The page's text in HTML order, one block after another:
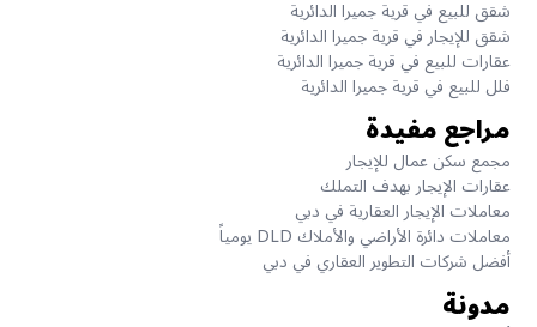
شقق للبيع في قرية جميرا الدائرية
شقق للإيجار في قرية جميرا الدائرية
عقارات للبيع في قرية جميرا الدائرية
فلل للبيع في قرية جميرا الدائرية
مراجع مفيدة
مجمع سكن عمال للإيجار
عقارات الإيجار بهدف التملك
معاملات الإيجار العقارية في دبي
معاملات دائرة الأراضي والأملاك DLD يومياً
أفضل شركات التطوير العقاري في دبي
مدونة